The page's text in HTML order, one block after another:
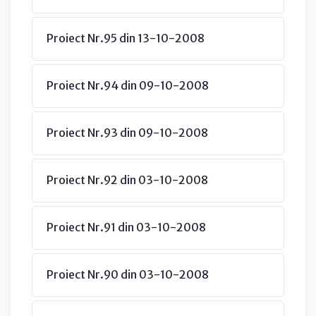
Proiect Nr.95 din 13-10-2008
Proiect Nr.94 din 09-10-2008
Proiect Nr.93 din 09-10-2008
Proiect Nr.92 din 03-10-2008
Proiect Nr.91 din 03-10-2008
Proiect Nr.90 din 03-10-2008